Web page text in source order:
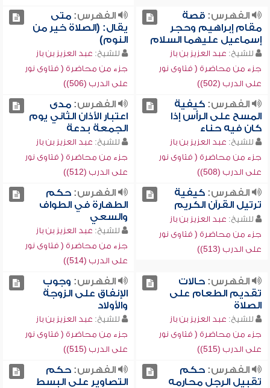
الفهرس:قصة
مقام إبراهيم وحجر
إسماعيل عليهما السلام
للشيخ: عبد العزيز بن باز
جزء من محاضرة ( فتاوى نور
على الدرب (502))
الفهرس:متى
يقال: (الصلاة خير من
النوم)
للشيخ: عبد العزيز بن باز
جزء من محاضرة ( فتاوى نور
على الدرب (506))
الفهرس:كيفية
المسح على الرأس إذا
كان فيه حناء
للشيخ: عبد العزيز بن باز
جزء من محاضرة ( فتاوى نور
على الدرب (508))
الفهرس:مدى
اعتبار الأذان الثاني يوم
الجمعة بدعة
للشيخ: عبد العزيز بن باز
جزء من محاضرة ( فتاوى نور
على الدرب (512))
الفهرس:كيفية
ترتيل القرآن الكريم
للشيخ: عبد العزيز بن باز
جزء من محاضرة ( فتاوى نور
على الدرب (513))
الفهرس:حكم
الطهارة في الطواف
والسعي
للشيخ: عبد العزيز بن باز
جزء من محاضرة ( فتاوى نور
على الدرب (514))
الفهرس:حالات
تقديم الطعام على
الصلاة
للشيخ: عبد العزيز بن باز
جزء من محاضرة ( فتاوى نور
على الدرب (515))
الفهرس: وجوب
الإنفاق على الزوجة
والأولاد
للشيخ: عبد العزيز بن باز
جزء من محاضرة ( فتاوى نور
على الدرب (515))
الفهرس:حكم
تقبيل الرجل محارمه
الفهرس:حكم
التصاوير على البسط